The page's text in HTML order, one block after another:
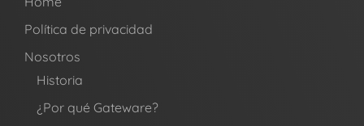
Política de privacidad
Nosotros
Historia
¿Por qué Gateware?